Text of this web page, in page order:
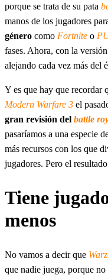
porque se trata de su pata
manos de los jugadores
género como Fortnite o
fases. Ahora, con la
alejando cada vez más del
Y es que hay que recordar
Modern Warfare 3 el
gran revisión del battle
pasaríamos a una especie
más recursos con los que
jugadores. Pero el
Tiene
menos
No vamos a decir que
que nadie juega, porque no